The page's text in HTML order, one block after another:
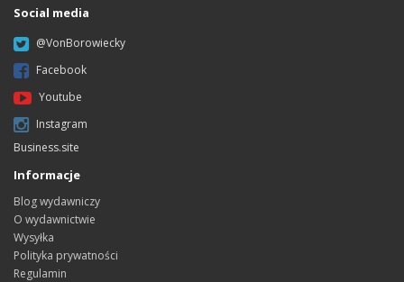
Social media
@VonBorowiecky
Facebook
Youtube
Instagram
Business.site
Informacje
Blog wydawniczy
O wydawnictwie
Wysyłka
Polityka prywatności
Regulamin